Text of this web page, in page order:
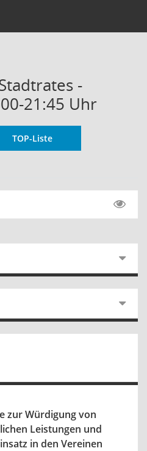
-
21:45 Uhr
TOP-Liste
zur Würdigung von
Leistungen und
in den Vereinen